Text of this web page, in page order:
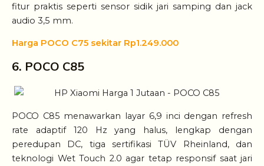
fitur praktis seperti sensor sidik jari samping dan jack
audio 3,5 mm.
Harga POCO C75 sekitar Rp1.249.000
6. POCO C85
POCO C85 menawarkan layar 6,9 inci dengan refresh
rate adaptif 120 Hz yang halus, lengkap dengan
peredupan DC, tiga sertifikasi TÜV Rheinland, dan
teknologi Wet Touch 2.0 agar tetap responsif saat jari